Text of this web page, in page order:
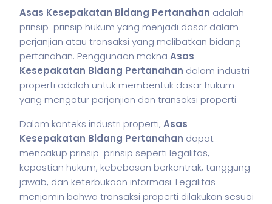
Asas Kesepakatan Bidang Pertanahan adalah
prinsip-prinsip hukum yang menjadi dasar dalam
perjanjian atau transaksi yang melibatkan bidang
pertanahan. Penggunaan makna Asas
Kesepakatan Bidang Pertanahan dalam industri
properti adalah untuk membentuk dasar hukum
yang mengatur perjanjian dan transaksi properti.
Dalam konteks industri properti, Asas
Kesepakatan Bidang Pertanahan dapat
mencakup prinsip-prinsip seperti legalitas,
kepastian hukum, kebebasan berkontrak, tanggung
jawab, dan keterbukaan informasi. Legalitas
menjamin bahwa transaksi properti dilakukan sesuai